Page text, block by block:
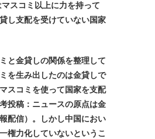
スコミ以上に力を持って
し支配を受けていない国家
と金貸しの関係を整理して
を生み出したのは金貸しで
スコミを使って国家を支配
投稿： ニュースの原点は金
配信）。しかし中国におい
権力化していないというこ